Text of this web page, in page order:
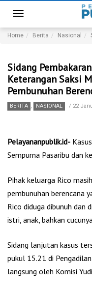
Toggle
navigation
Home Berita Nasional
Sidang
Keterangan Saksi
Pembunuhan
BERITA , NASIONAL / 22
Pelayananpublik.id-
Sempurna Pasaribu dan
Pihak keluarga Rico
pembunuhan berencana
Rico diduga dibunuh dan
istri, anak, bahkan
Sidang lanjutan kasus
pukul 15.21 di
langsung oleh Komisi